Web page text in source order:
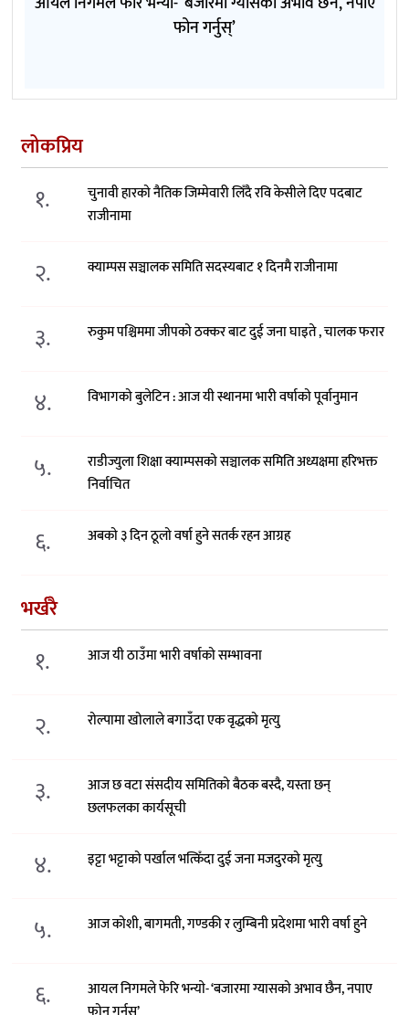
फोन गर्नुस्’
लोकप्रिय
१.
चुनावी हारको नैतिक जिम्मेवारी लिँदै रवि केसीले दिए पदबाट
राजीनामा
२. क्याम्पस सञ्चालक समिति सदस्यबाट १ दिनमै राजीनामा
३. रुकुम पश्चिममा जीपको ठक्कर बाट दुई जना घाइते , चालक फरार
४. विभागको बुलेटिन : आज यी स्थानमा भारी वर्षाको पूर्वानुमान
५.
राडीज्युला शिक्षा क्याम्पसको सञ्चालक समिति अध्यक्षमा हरिभक्त
निर्वाचित
६. अबको ३ दिन ठूलो वर्षा हुने सतर्क रहन आग्रह
भर्खरै
१. आज यी ठाउँमा भारी वर्षाको सम्भावना
२. रोल्पामा खोलाले बगाउँदा एक वृद्धको मृत्यु
३.
आज छ वटा संसदीय समितिको बैठक बस्दै, यस्ता छन्
छलफलका कार्यसूची
४. इट्टा भट्टाको पर्खाल भत्किँदा दुई जना मजदुरको मृत्यु
५. आज कोशी, बागमती, गण्डकी र लुम्बिनी प्रदेशमा भारी वर्षा हुने
६.
आयल निगमले फेरि भन्याे- ‘बजारमा ग्यासको अभाव छैन, नपाए